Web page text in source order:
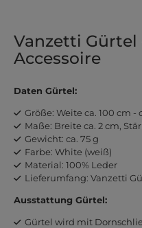
Vanzetti Gürtel
Accessoire
Daten Gürtel:
Größe: Weite ca. 100 cm -
Maße: Breite ca. 2 cm,
Gewicht: ca. 75 g
Farbe: White (weiß)
Material: 100% Leder
Lieferumfang: Vanzetti
Ausstattung Gürtel:
Gürtel wird mit